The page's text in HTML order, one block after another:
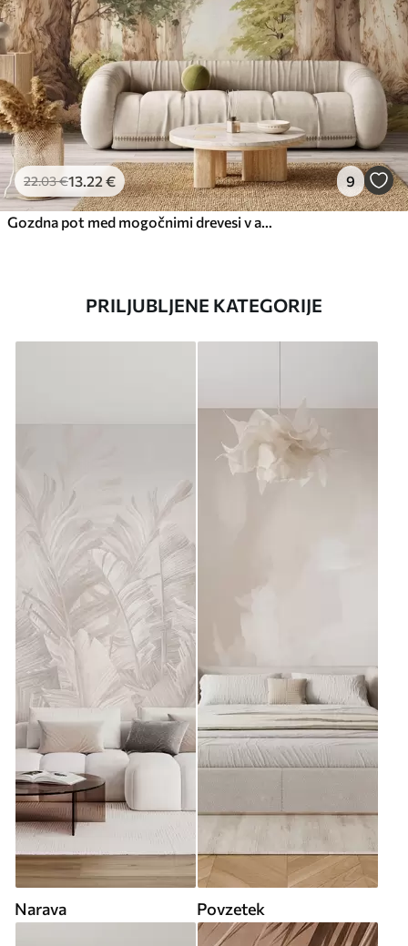
22.03€13 .22 € 9
PRILJUBLJENE KATEGORIJE
Narava Povzetek